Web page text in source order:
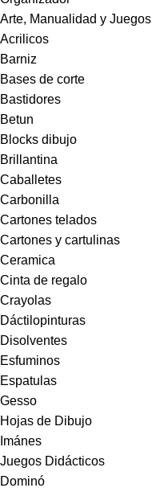
Arte, Manualidad y Juegos
Acrilicos
Barniz
Bases de corte
Bastidores
Betun
Blocks dibujo
Brillantina
Caballetes
Carbonilla
Cartones telados
Cartones y cartulinas
Ceramica
Cinta de regalo
Crayolas
Dáctilopinturas
Disolventes
Esfuminos
Espatulas
Gesso
Hojas de Dibujo
Imánes
Juegos Didácticos
Dominó